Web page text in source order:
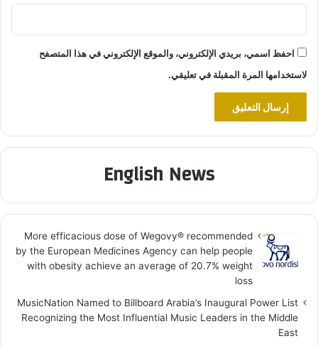
احفظ اسمي، بريدي الإلكتروني، والموقع الإلكتروني في هذا المتصفح
لاستخدامها المرة المقبلة في تعليقي.
English News
More efficacious dose of Wegovy®️ recommended
by the European Medicines Agency can help people
with obesity achieve an average of 20.7% weight
loss
MusicNation Named to Billboard Arabia’s Inaugural Power List
Recognizing the Most Influential Music Leaders in the Middle
East